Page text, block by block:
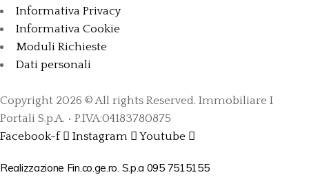
Informativa Privacy
Informativa Cookie
Moduli Richieste
Dati personali
Copyright 2026 © All rights Reserved. Immobiliare I
Portali S.p.A. • P.IVA:04183780875
Facebook-f
Instagram Youtube
Realizzazione Fin.co.ge.ro. S.p.a 095 7515155